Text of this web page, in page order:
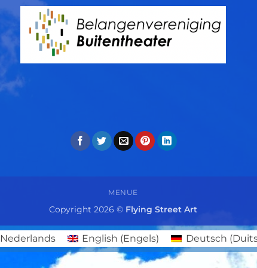
MENUE
Copyright 2026 © Flying Street Art
Nederlands English (Engels) Deutsch (